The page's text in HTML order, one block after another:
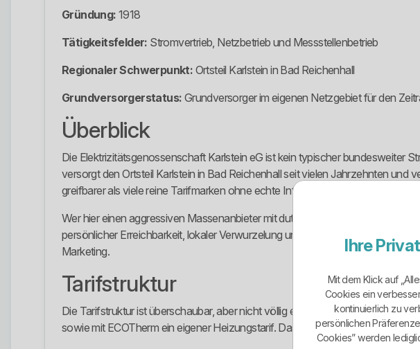
Gründung: 1918
Tätigkeitsfelder: Stromvertrieb, Netzbetrieb und Messstellenbetrieb
Regionaler Schwerpunkt: Ortsteil Karlstein in Bad Reichenhall
Grundversorgerstatus: Grundversorger im eigenen Netzgebiet für den
Überblick
Die Elektrizitätsgenossenschaft Karlstein eG ist kein typischer bundesweiter
versorgt den Ortsteil Karlstein in Bad Reichenhall seit vielen Jahrzehnten
greifbarer als viele reine Tarifmarken ohne echte Infrastruktur.
Wer hier einen aggressiven Massenanbieter mit dutzenden Tarifspielereien
persönlicher Erreichbarkeit, lokaler Verwurzelung und klassischer
Marketing.
Tarifstruktur
Die Tarifstruktur ist überschaubar, aber nicht völlig eindimensional. Öffentlich
sowie mit ECOTherm ein eigener Heizungstarif. Das zeigt, dass der
Ihre
Mit dem Klick auf
Cookies ein
kontinuierlich zu
persönlichen
Cookies” werden